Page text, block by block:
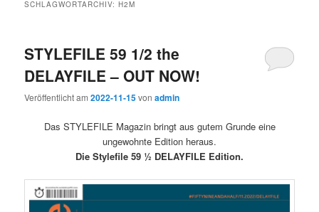
SCHLAGWORTARCHIV:H2M
STYLEFILE 59 1/2 the
DELAYFILE – OUT NOW!
Veröffentlicht am2022-11-15vonadmin
Das STYLEFILE Magazin bringt aus gutem Grunde eine
ungewohnte Edition heraus.
Die Stylefile 59 ½ DELAYFILE Edition.